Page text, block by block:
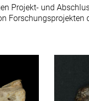
Projekt- und